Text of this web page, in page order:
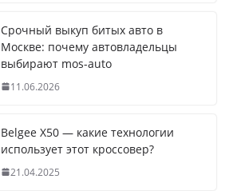
Срочный выкуп битых авто в
Москве: почему автовладельцы
выбирают mos-auto
11.06.2026
Belgee X50 — какие технологии
использует этот кроссовер?
21.04.2025